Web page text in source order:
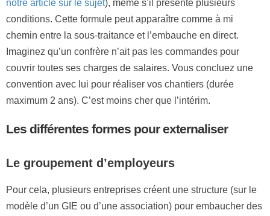
notre article sur le sujet), même s’il présente plusieurs
conditions. Cette formule peut apparaître comme à mi
chemin entre la sous-traitance et l’embauche en direct.
Imaginez qu’un confrère n’ait pas les commandes pour
couvrir toutes ses charges de salaires. Vous concluez une
convention avec lui pour réaliser vos chantiers (durée
maximum 2 ans). C’est moins cher que l’intérim.
Les différentes formes pour externaliser
Le groupement d’employeurs
Pour cela, plusieurs entreprises créent une structure (sur le
modèle d’un GIE ou d’une association) pour embaucher des